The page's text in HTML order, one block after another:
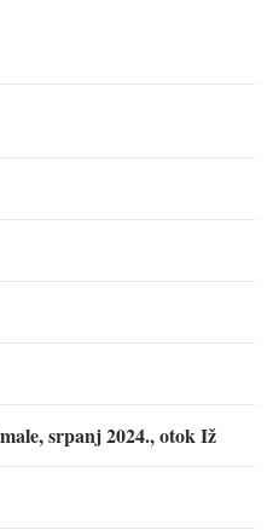
srpanj 2024., otok Iž